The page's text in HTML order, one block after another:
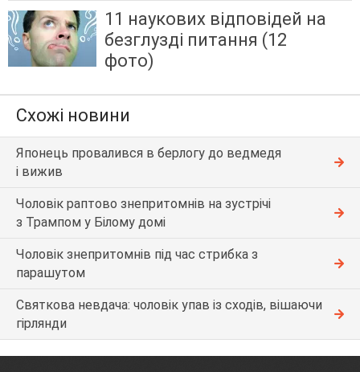
11 наукових відповідей на
безглузді питання (12
фото)
Схожі новини
Японець провалився в берлогу до ведмедя
і вижив
Чоловік раптово знепритомнів на зустрічі
з Трампом у Білому домі
Чоловік знепритомнів під час стрибка з
парашутом
Святкова невдача: чоловік упав із сходів, вішаючи
гірлянди